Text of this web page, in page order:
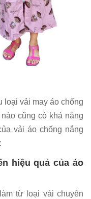
loại vải may áo chống
cũng có khả năng
vải áo chống nắng
hiệu quả của áo
từ loại vải chuyên